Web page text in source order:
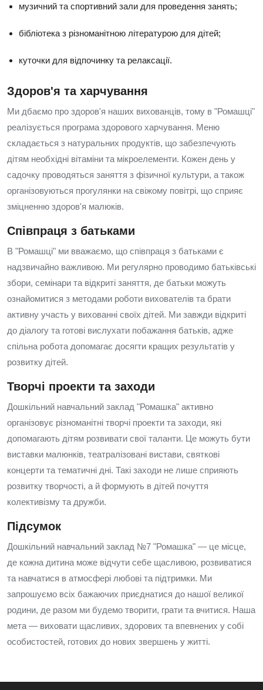
музичний та спортивний зали для проведення занять;
бібліотека з різноманітною літературою для дітей;
куточки для відпочинку та релаксації.
Здоров'я та харчування
Ми дбаємо про здоров'я наших вихованців, тому в "Ромашці"
реалізується програма здорового харчування. Меню
складається з натуральних продуктів, що забезпечують
дітям необхідні вітаміни та мікроелементи. Кожен день у
садочку проводяться заняття з фізичної культури, а також
організовуються прогулянки на свіжому повітрі, що сприяє
зміцненню здоров'я малюків.
Співпраця з батьками
В "Ромашці" ми вважаємо, що співпраця з батьками є
надзвичайно важливою. Ми регулярно проводимо батьківські
збори, семінари та відкриті заняття, де батьки можуть
ознайомитися з методами роботи вихователів та брати
активну участь у вихованні своїх дітей. Ми завжди відкриті
до діалогу та готові вислухати побажання батьків, адже
спільна робота допомагає досягти кращих результатів у
розвитку дітей.
Творчі проекти та заходи
Дошкільний навчальний заклад "Ромашка" активно
організовує різноманітні творчі проекти та заходи, які
допомагають дітям розвивати свої таланти. Це можуть бути
виставки малюнків, театралізовані вистави, святкові
концерти та тематичні дні. Такі заходи не лише сприяють
розвитку творчості, а й формують в дітей почуття
колективізму та дружби.
Підсумок
Дошкільний навчальний заклад №7 "Ромашка" — це місце,
де кожна дитина може відчути себе щасливою, розвиватися
та навчатися в атмосфері любові та підтримки. Ми
запрошуємо всіх бажаючих приєднатися до нашої великої
родини, де разом ми будемо творити, грати та вчитися. Наша
мета — виховати щасливих, здорових та впевнених у собі
особистостей, готових до нових звершень у житті.